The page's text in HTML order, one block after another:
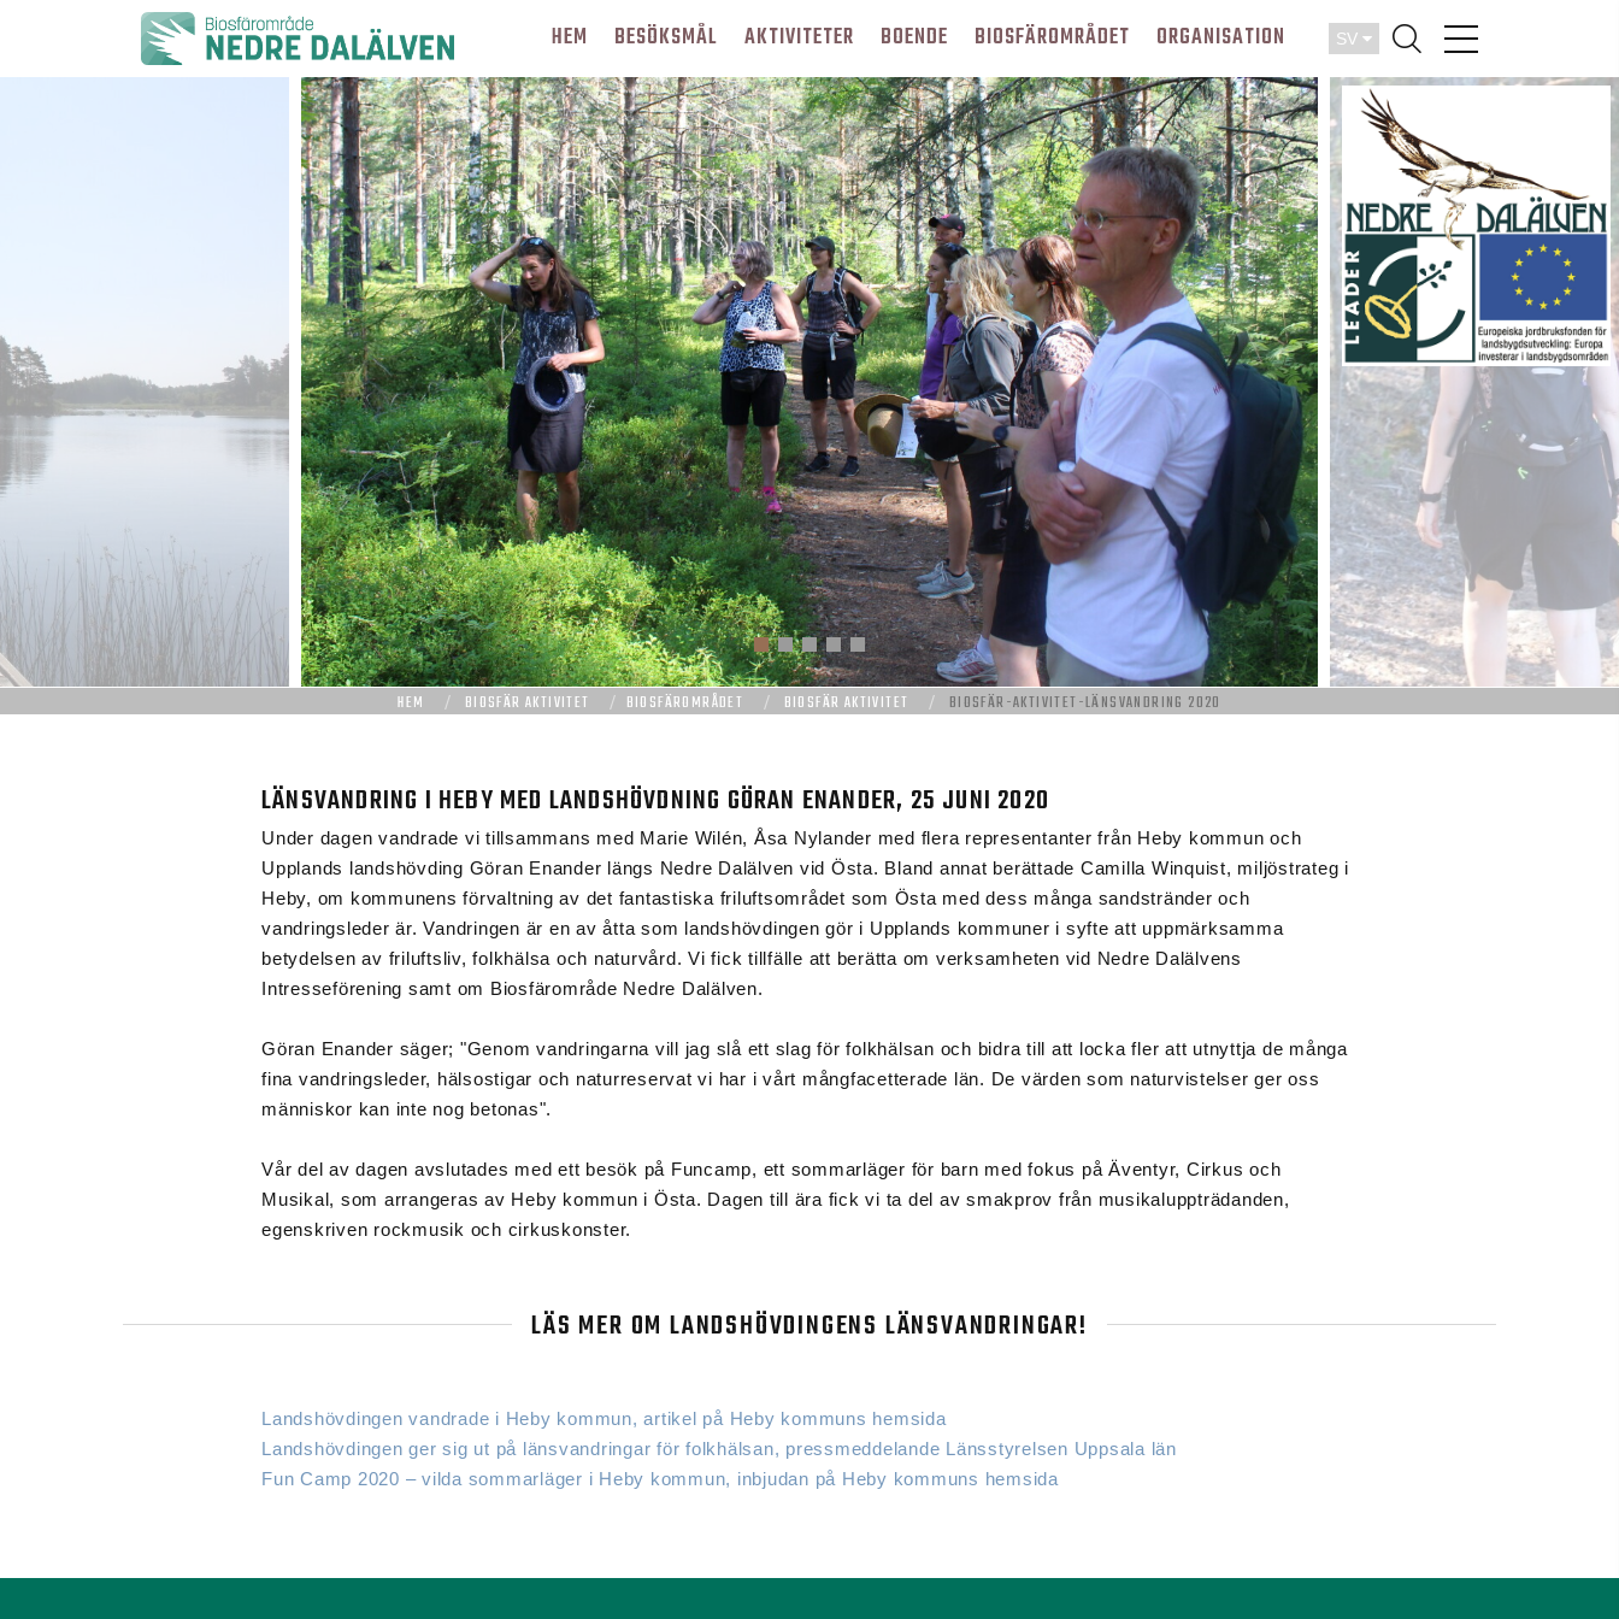
SV
HEM BESÖKSMÅL AKTIVITETER BOENDE BIOSFÄROMRÅDET ORGANISATION
HEM BIOSFÄR AKTIVITET BIOSFÄROMRÅDET BIOSFÄR AKTIVITET BIOSFÄR-AKTIVITET-LÄNSVANDRING 2020
LÄNSVANDRING I HEBY MED LANDSHÖVDNING GÖRAN ENANDER, 25 JUNI 2020
Under dagen vandrade vi tillsammans med Marie Wilén, Åsa Nylander med flera representanter från Heby kommun och
Upplands landshövding Göran Enander längs Nedre Dalälven vid Östa. Bland annat berättade Camilla Winquist, miljöstrateg i
Heby, om kommunens förvaltning av det fantastiska friluftsområdet som Östa med dess många sandstränder och
vandringsleder är. Vandringen är en av åtta som landshövdingen gör i Upplands kommuner i syfte att uppmärksamma
betydelsen av friluftsliv, folkhälsa och naturvård. Vi fick tillfälle att berätta om verksamheten vid Nedre Dalälvens
Intresseförening samt om Biosfärområde Nedre Dalälven.
Göran Enander säger; "Genom vandringarna vill jag slå ett slag för folkhälsan och bidra till att locka fler att utnyttja de många
fina vandringsleder, hälsostigar och naturreservat vi har i vårt mångfacetterade län. De värden som naturvistelser ger oss
människor kan inte nog betonas".
Vår del av dagen avslutades med ett besök på Funcamp, ett sommarläger för barn med fokus på Äventyr, Cirkus och
Musikal, som arrangeras av Heby kommun i Östa. Dagen till ära fick vi ta del av smakprov från musikaluppträdanden,
egenskriven rockmusik och cirkuskonster.
LÄS MER OM LANDSHÖVDINGENS LÄNSVANDRINGAR!
Landshövdingen vandrade i Heby kommun, artikel på Heby kommuns hemsida
Landshövdingen ger sig ut på länsvandringar för folkhälsan, pressmeddelande Länsstyrelsen Uppsala län
Fun Camp 2020 – vilda sommarläger i Heby kommun, inbjudan på Heby kommuns hemsida